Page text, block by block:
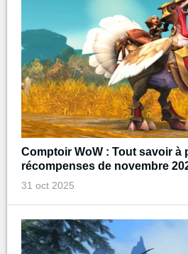
Comptoir WoW : Tout savoir à
récompenses de novembre
31 oct 2025